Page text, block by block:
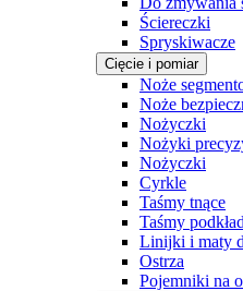
Ściereczki
Spryskiwacze
Cięcie i pomiar
Noże
Noże
Nożyczki
Nożyki
Nożyczki
Cyrkle
Taśmy tnące
Taśmy
Linijki i maty
Ostrza
Pojemniki na